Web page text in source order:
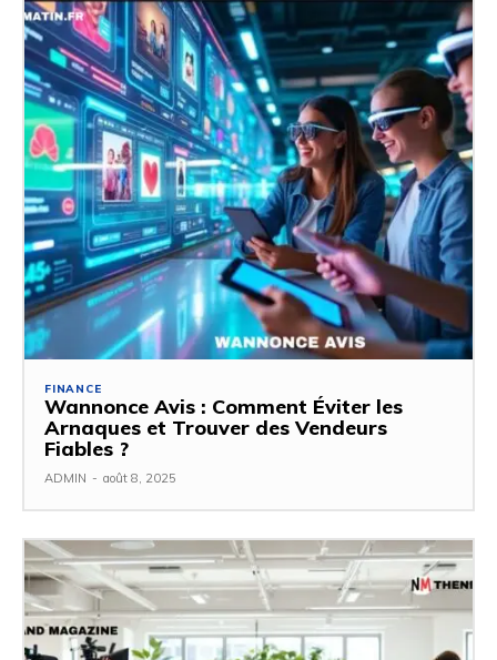
FINANCE
Wannonce Avis : Comment Éviter les
Arnaques et Trouver des Vendeurs
Fiables ?
ADMIN - août 8, 2025